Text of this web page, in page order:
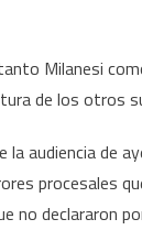
Milanesi
de los otros
la audiencia de
procesales
no declararon